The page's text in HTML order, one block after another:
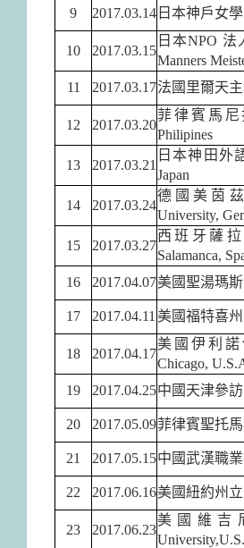
9
2017.03.14 日本神戶女
10 2017.03.15
日本NPO 法
Manners
11
2017.03.17法國里爾天主
12 2017.03.20
菲律賓馬尼
Philipines
13
2017.03.21
日本神田外
Japan
14
2017.03.24
德國美茵茲
University,
15
2017.03.27
西班牙薩拉
Salamanca,
16
2017.04.07美國聖湯瑪斯
17 2017.04.11 美國福特喜州
18 2017.04.17
美國伊利諾
Chicago,
19
2017.04.25中國天津參訪
20 2017.05.09菲律賓聖托馬
21 2017.05.15中國武漢職業
22 2017.06.16美國紐約州
23 2017.06.23
美國維吉